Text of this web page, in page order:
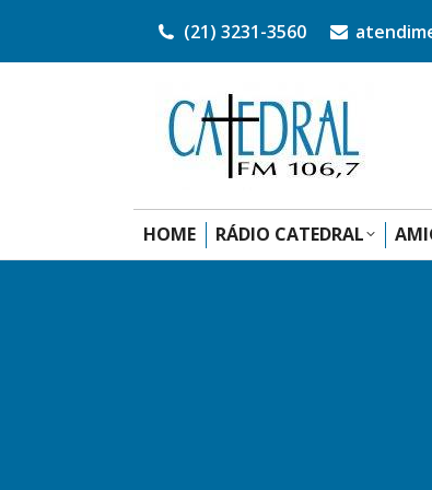
(21) 3231-3560
HOME RÁDIO CATEDRAL